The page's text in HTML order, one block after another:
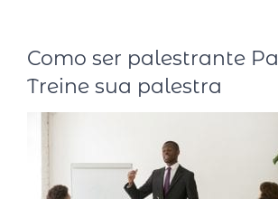
Como ser palestrante
Treine sua palestra